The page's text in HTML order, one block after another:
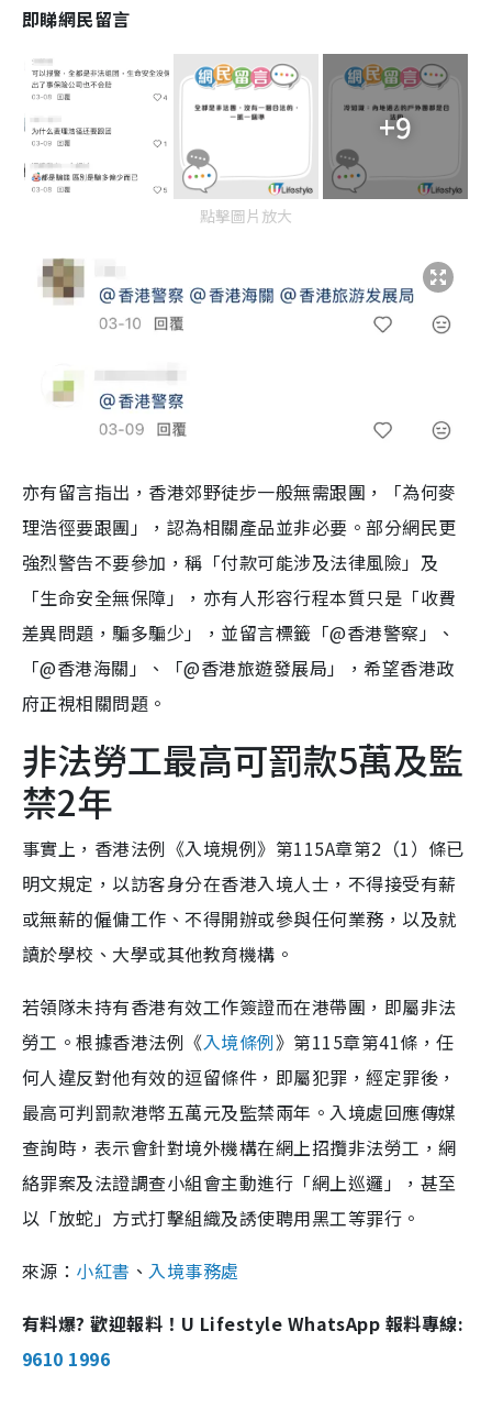
即睇網民留言
+9
點擊圖片放大
亦有留言指出，香港郊野徒步一般無需跟團，「為何麥
理浩徑要跟團」，認為相關產品並非必要。部分網民更
強烈警告不要參加，稱「付款可能涉及法律風險」及
「生命安全無保障」，亦有人形容行程本質只是「收費
差異問題，騙多騙少」，並留言標籤「@香港警察」、
「@香港海關」、「@香港旅遊發展局」，希望香港政
府正視相關問題。
非法勞工最高可罰款5萬及監
禁2年
事實上，香港法例《入境規例》第115A章第2（1）條已
明文規定，以訪客身分在香港入境人士，不得接受有薪
或無薪的僱傭工作、不得開辦或參與任何業務，以及就
讀於學校、大學或其他教育機構。
若領隊未持有香港有效工作簽證而在港帶團，即屬非法
勞工。根據香港法例《入境條例》第115章第41條，任
何人違反對他有效的逗留條件，即屬犯罪，經定罪後，
最高可判罰款港幣五萬元及監禁兩年。入境處回應傳媒
查詢時，表示會針對境外機構在網上招攬非法勞工，網
絡罪案及法證調查小組會主動進行「網上巡邏」，甚至
以「放蛇」方式打擊組織及誘使聘用黑工等罪行。
來源： 小紅書 、 入境事務處
有料爆? 歡迎報料！U Lifestyle WhatsApp 報料專線:
9610 1996